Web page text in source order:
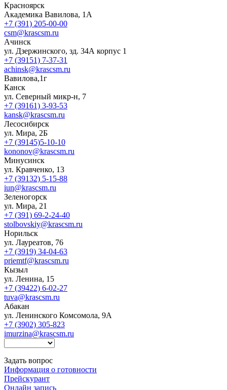
Красноярск
Академика Вавилова, 1А
+7 (391) 205-00-00
csm@krascsm.ru
Ачинск
ул. Дзержинского, зд. 34А корпус 1
+7 (39151) 7-37-31
achinsk@krascsm.ru
Вавилова,1г
Канск
ул. Северный микр-н, 7
+7 (39161) 3-93-53
kansk@krascsm.ru
Лесосибирск
ул. Мира, 2Б
+7 (39145)5-10-10
kononov@krascsm.ru
Минусинск
ул. Кравченко, 13
+7 (39132) 5-15-88
iun@krascsm.ru
Зеленогорск
ул. Мира, 21
+7 (391) 69-2-24-40
stolbovskiy@krascsm.ru
Норильск
ул. Лауреатов, 76
+7 (3919) 34-04-63
priemtf@krascsm.ru
Кызыл
ул. Ленина, 15
+7 (39422) 6-02-27
tuva@krascsm.ru
Абакан
ул. Ленинского Комсомола, 9А
+7 (3902) 305-823
imurzina@krascsm.ru
Задать вопрос
Информация о готовности
Прейскурант
Онлайн запись